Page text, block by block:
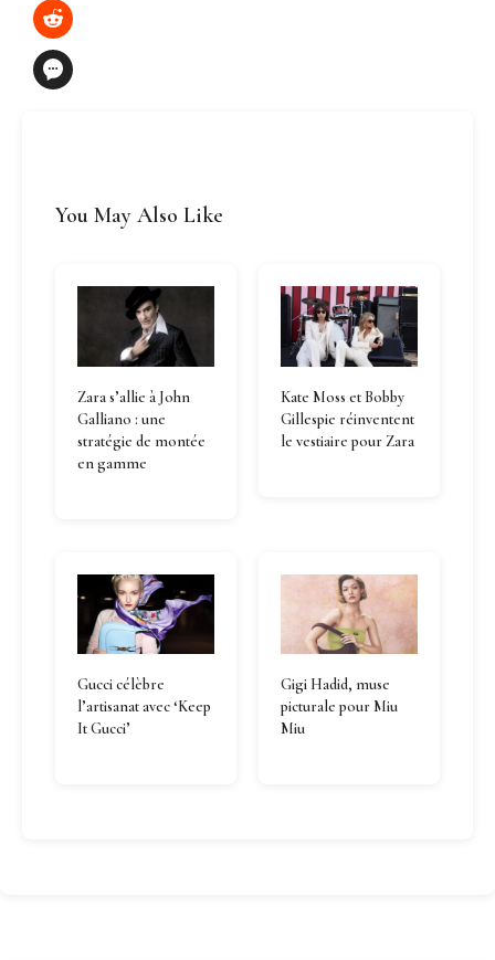
You May Also Like
Zara s’allie à John
Galliano : une
stratégie de montée
en gamme
Kate Moss et Bobby
Gillespie réinventent
le vestiaire pour Zara
Gucci célèbre
l’artisanat avec ‘Keep
It Gucci’
Gigi Hadid, muse
picturale pour Miu
Miu